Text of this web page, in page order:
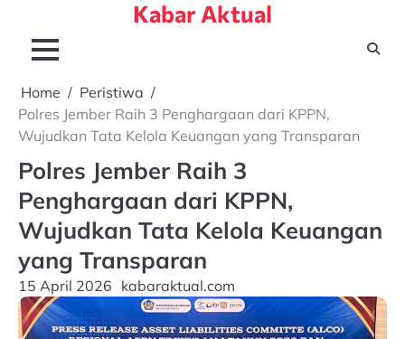
content
Kabar Aktual
Home
Peristiwa
Polres Jember Raih 3 Penghargaan dari KPPN,
Wujudkan Tata Kelola Keuangan yang Transparan
Polres Jember Raih 3
Penghargaan dari KPPN,
Wujudkan Tata Kelola Keuangan
yang Transparan
15 April 2026 kabaraktual.com